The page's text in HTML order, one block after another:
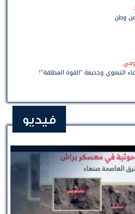
عن وطن
التنموي وخديعة "القوة المطلقة"!
فيديو